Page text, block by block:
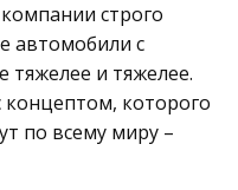
строго
автомобили с
тяжелее и тяжелее.
концептом, которого
по всему миру –